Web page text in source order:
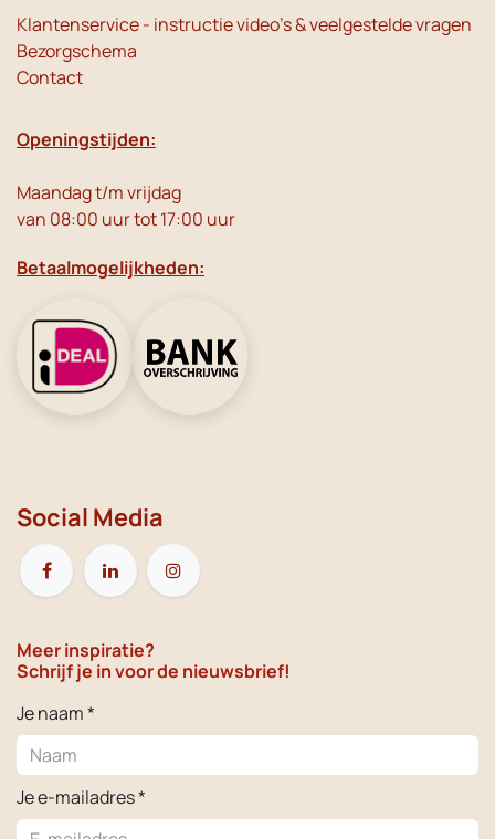
Klantenservice - instructie video's & veelgestelde vragen
Bezorgschema
Contact
Openingstijden:
Maandag t/m vrijdag
van 08:00 uur tot 17:00 uur
Betaalmogelijkheden:
Social Media
Meer inspiratie?
Schrijf je in voor de nieuwsbrief!
Je naam *
Je e-mailadres *